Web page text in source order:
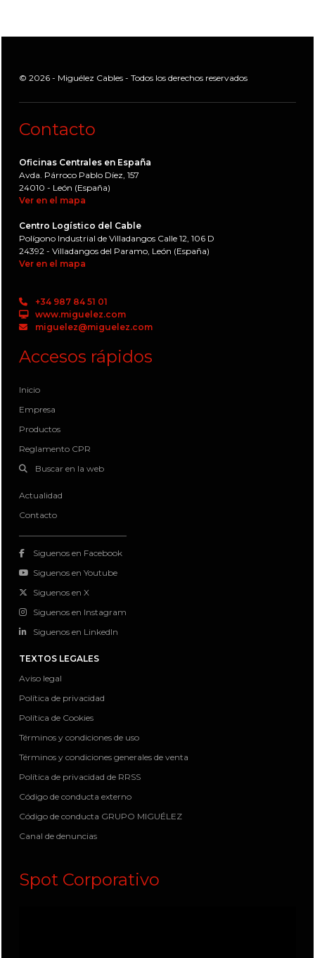
© 2026 - Miguélez Cables - Todos los derechos reservados
Contacto
Oficinas Centrales en España
Avda. Párroco Pablo Díez, 157
24010 - León (España)
Ver en el mapa
Centro Logístico del Cable
Polígono Industrial de Villadangos Calle 12, 106 D
24392 - Villadangos del Paramo, León (España)
Ver en el mapa
+34 987 84 51 01
www.miguelez.com
miguelez@miguelez.com
Accesos rápidos
Inicio
Empresa
Productos
Reglamento CPR
Buscar en la web
Actualidad
Contacto
Siguenos en Facebook
Siguenos en Youtube
Siguenos en X
Siguenos en Instagram
Siguenos en LinkedIn
TEXTOS LEGALES
Aviso legal
Política de privacidad
Política de Cookies
Términos y condiciones de uso
Términos y condiciones generales de venta
Política de privacidad de RRSS
Código de conducta externo
Código de conducta GRUPO MIGUÉLEZ
Canal de denuncias
Spot Corporativo